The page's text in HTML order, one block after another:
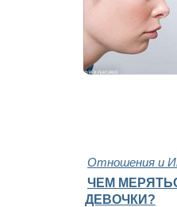
Отношения и
ЧЕМ
ДЕВОЧКИ?